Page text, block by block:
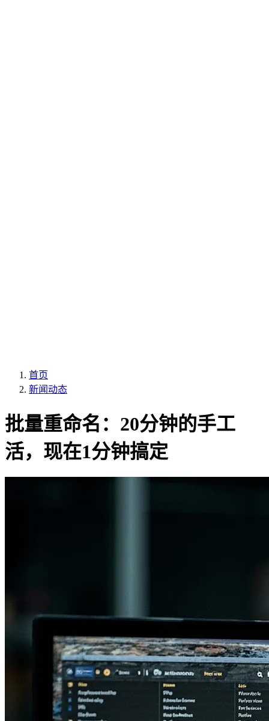
首页
新闻动态
批量重命名：20分钟的手工
活，现在1分钟搞定